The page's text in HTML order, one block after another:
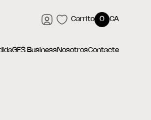
Carrito 0 CA
GES BusinessNosotrosContacte